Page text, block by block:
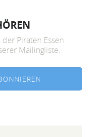
Piraten Essen
Mailingliste.